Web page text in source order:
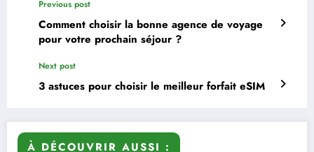
Previous post
Comment choisir la bonne agence de voyage
pour votre prochain séjour ?
Next post
3 astuces pour choisir le meilleur forfait eSIM
À DÉCOUVRIR AUSSI :